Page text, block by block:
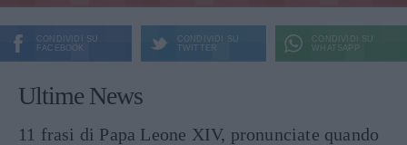
CONDIVIDI SU
FACEBOOK
CONDIVIDI SU
TWITTER
CONDIVIDI SU
WHATSAPP
Ultime News
11 frasi di Papa Leone XIV, pronunciate quando